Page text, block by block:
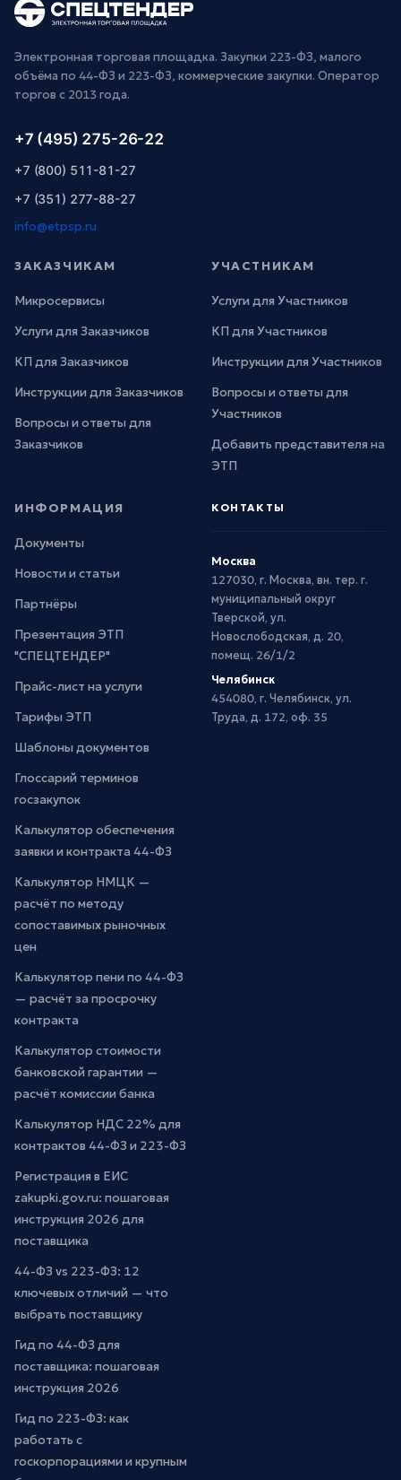
Электронная торговая площадка. Закупки 223-ФЗ, малого
объёма по 44-ФЗ и 223-ФЗ, коммерческие закупки. Оператор
торгов с 2013 года.
+7 (495) 275-26-22
+7 (800) 511-81-27
+7 (351) 277-88-27
info@etpsp.ru
ЗАКАЗЧИКАМ
Микросервисы
Услуги для Заказчиков
КП для Заказчиков
Инструкции для Заказчиков
Вопросы и ответы для
Заказчиков
УЧАСТНИКАМ
Услуги для Участников
КП для Участников
Инструкции для Участников
Вопросы и ответы для
Участников
Добавить представителя на
ЭТП
ИНФОРМАЦИЯ
Документы
Новости и статьи
Партнёры
Презентация ЭТП
"СПЕЦТЕНДЕР"
Прайс-лист на услуги
Тарифы ЭТП
Шаблоны документов
Глоссарий терминов
госзакупок
Калькулятор обеспечения
заявки и контракта 44-ФЗ
Калькулятор НМЦК —
расчёт по методу
сопоставимых рыночных
цен
Калькулятор пени по 44-ФЗ
— расчёт за просрочку
контракта
Калькулятор стоимости
банковской гарантии —
расчёт комиссии банка
Калькулятор НДС 22% для
контрактов 44-ФЗ и 223-ФЗ
Регистрация в ЕИС
zakupki.gov.ru: пошаговая
инструкция 2026 для
поставщика
44-ФЗ vs 223-ФЗ: 12
ключевых отличий — что
выбрать поставщику
Гид по 44-ФЗ для
поставщика: пошаговая
инструкция 2026
Гид по 223-ФЗ: как
работать с
госкорпорациями и крупным
КОНТАКТЫ
Москва
127030, г. Москва, вн. тер. г.
муниципальный округ
Тверской, ул.
Новослободская, д. 20,
помещ. 26/1/2
Челябинск
454080, г. Челябинск, ул.
Труда, д. 172, оф. 35